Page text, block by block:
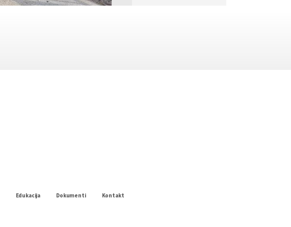
Edukacija Dokumenti Kontakt